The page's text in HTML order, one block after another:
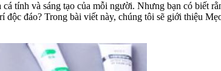
tính và sáng tạo của mỗi người. Nhưng bạn có biết
độc đáo? Trong bài viết này, chúng tôi sẽ giới thiệu